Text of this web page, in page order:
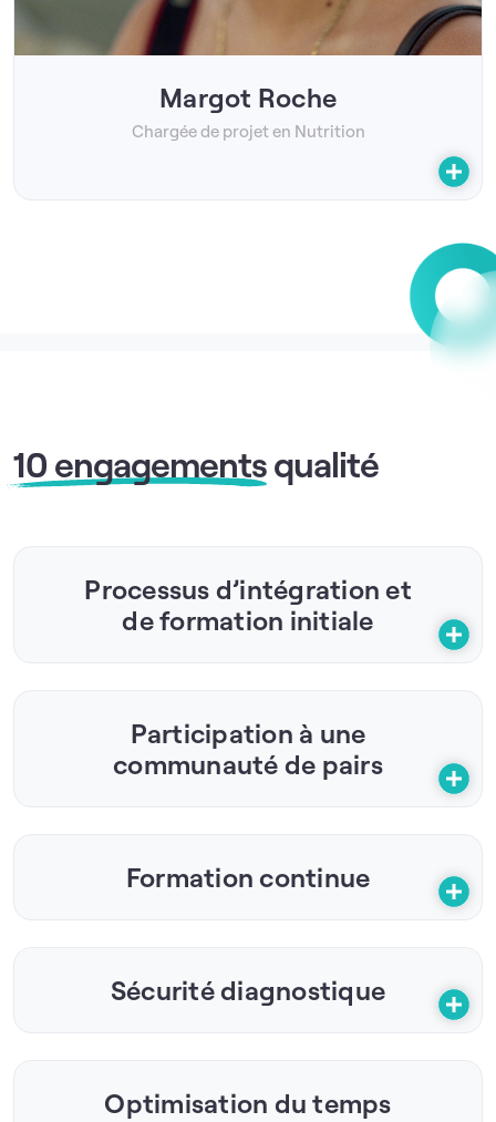
Margot Roche
Chargée de projet en Nutrition
10 engagementsqualité
Processus d’intégration et
de formation initiale
Participation à une
communauté de pairs
Formation continue
Sécurité diagnostique
Optimisation du temps